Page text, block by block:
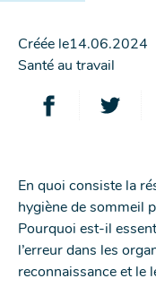
Créée le14.06.2024
Mots-
Santé au travail
-
NOUVELLE
FENÊTRE
-
En quoi consiste la
hygiène de sommeil
Pourquoi est-il
l’erreur dans les
reconnaissance et le